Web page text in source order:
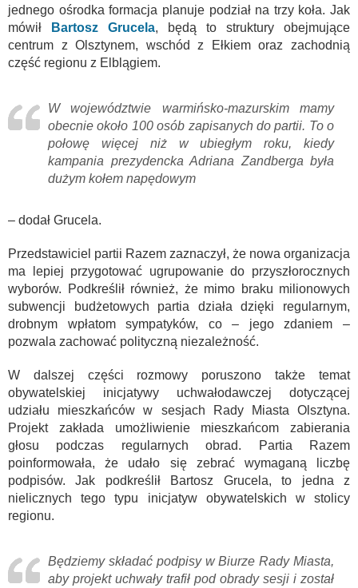
jednego ośrodka formacja planuje podział na trzy koła. Jak
mówił
Bartosz Grucela, będą to struktury obejmujące
centrum z Olsztynem, wschód z Ełkiem oraz zachodnią
część regionu z Elblągiem.
W województwie warmińsko-mazurskim mamy
obecnie około 100 osób zapisanych do partii. To o
połowę więcej niż w ubiegłym roku, kiedy
kampania prezydencka Adriana Zandberga była
dużym kołem napędowym
– dodał Grucela.
Przedstawiciel partii Razem zaznaczył, że nowa organizacja
ma lepiej przygotować ugrupowanie do przyszłorocznych
wyborów. Podkreślił również, że mimo braku milionowych
subwencji budżetowych partia działa dzięki regularnym,
drobnym wpłatom sympatyków, co – jego zdaniem –
pozwala zachować polityczną niezależność.
W dalszej części rozmowy poruszono także temat
obywatelskiej inicjatywy uchwałodawczej dotyczącej
udziału mieszkańców w sesjach Rady Miasta Olsztyna.
Projekt zakłada umożliwienie mieszkańcom zabierania
głosu podczas regularnych obrad. Partia Razem
poinformowała, że udało się zebrać wymaganą liczbę
podpisów. Jak podkreślił Bartosz Grucela, to jedna z
nielicznych tego typu inicjatyw obywatelskich w stolicy
regionu.
Będziemy składać podpisy w Biurze Rady Miasta,
aby projekt uchwały trafił pod obrady sesji i został